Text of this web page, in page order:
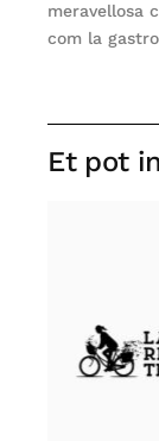
meravellosa
com la
Et pot